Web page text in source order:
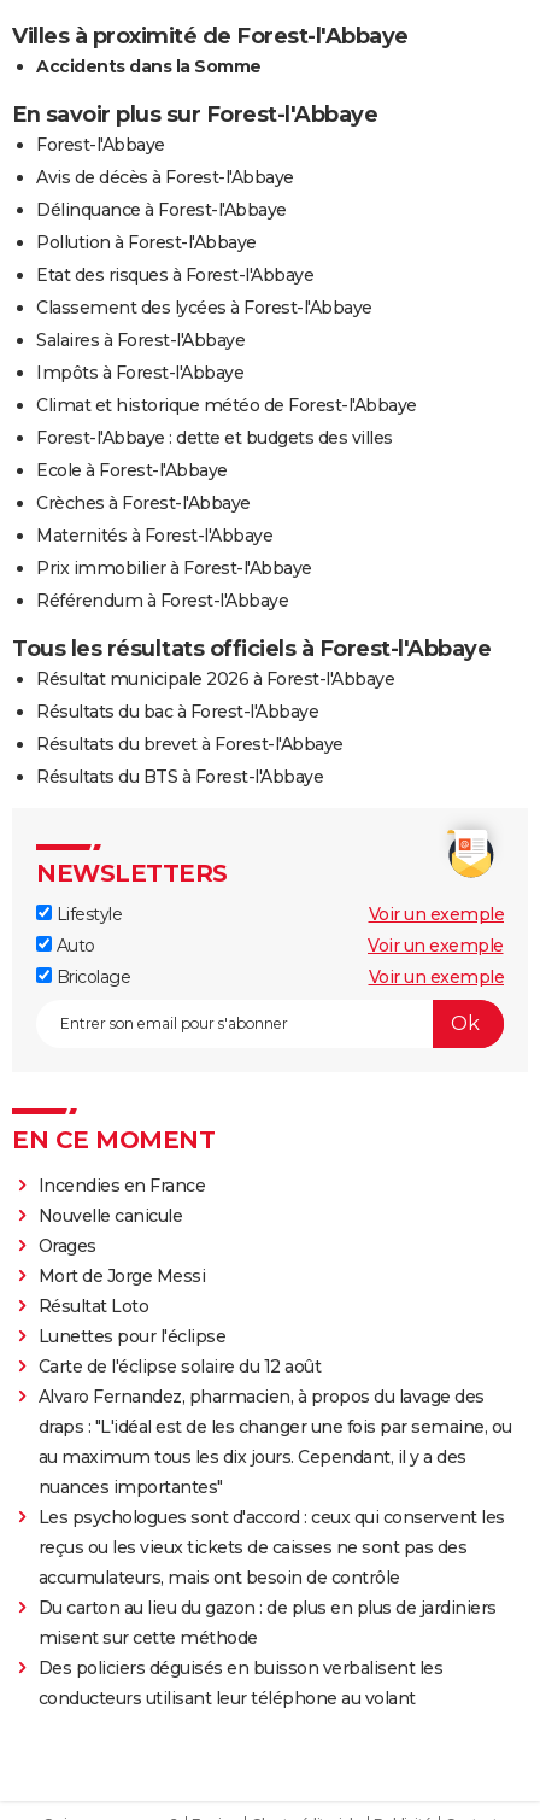
Villes à proximité de Forest-l'Abbaye
Accidents dans la Somme
En savoir plus sur Forest-l'Abbaye
Forest-l'Abbaye
Avis de décès à Forest-l'Abbaye
Délinquance à Forest-l'Abbaye
Pollution à Forest-l'Abbaye
Etat des risques à Forest-l'Abbaye
Classement des lycées à Forest-l'Abbaye
Salaires à Forest-l'Abbaye
Impôts à Forest-l'Abbaye
Climat et historique météo de Forest-l'Abbaye
Forest-l'Abbaye : dette et budgets des villes
Ecole à Forest-l'Abbaye
Crèches à Forest-l'Abbaye
Maternités à Forest-l'Abbaye
Prix immobilier à Forest-l'Abbaye
Référendum à Forest-l'Abbaye
Tous les résultats officiels à Forest-l'Abbaye
Résultat municipale 2026 à Forest-l'Abbaye
Résultats du bac à Forest-l'Abbaye
Résultats du brevet à Forest-l'Abbaye
Résultats du BTS à Forest-l'Abbaye
NEWSLETTERS
Lifestyle
Voir un exemple
Auto
Voir un exemple
Bricolage
Voir un exemple
EN CE MOMENT
Incendies en France
Nouvelle canicule
Orages
Mort de Jorge Messi
Résultat Loto
Lunettes pour l'éclipse
Carte de l'éclipse solaire du 12 août
Alvaro Fernandez, pharmacien, à propos du lavage des
draps : "L'idéal est de les changer une fois par semaine, ou
au maximum tous les dix jours. Cependant, il y a des
nuances importantes"
Les psychologues sont d'accord : ceux qui conservent les
reçus ou les vieux tickets de caisses ne sont pas des
accumulateurs, mais ont besoin de contrôle
Du carton au lieu du gazon : de plus en plus de jardiniers
misent sur cette méthode
Des policiers déguisés en buisson verbalisent les
conducteurs utilisant leur téléphone au volant